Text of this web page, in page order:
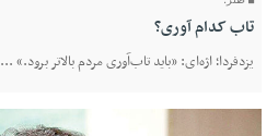
تاب کدام آوری؟
یزدفردا؛ اژه‌ای: «باید تاب‌آوری مردم بالاتر برود.» ...